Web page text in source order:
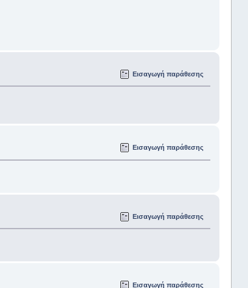
Εισαγωγή παράθεσης
Εισαγωγή παράθεσης
Εισαγωγή παράθεσης
Εισαγωγή παράθεσης